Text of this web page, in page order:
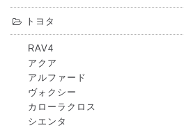
トヨタ
RAV4
アクア
アルファード
ヴォクシー
カローラクロス
シエンタ